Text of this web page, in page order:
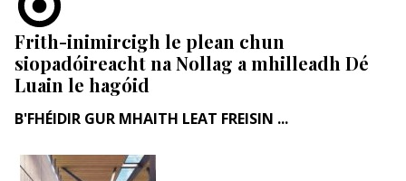
Frith-inimircigh le plean chun
siopadóireacht na Nollag a mhilleadh Dé
Luain le hagóid
B'FHÉIDIR GUR MHAITH LEAT FREISIN ...